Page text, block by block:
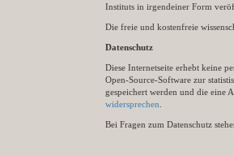
Instituts in irgendeiner Form
Die freie und kostenfreie
Datenschutz
Diese Internetseite erhebt keine
Open-Source-Software zur
gespeichert werden und die eine
widersprechen
Bei Fragen zum Datenschutz